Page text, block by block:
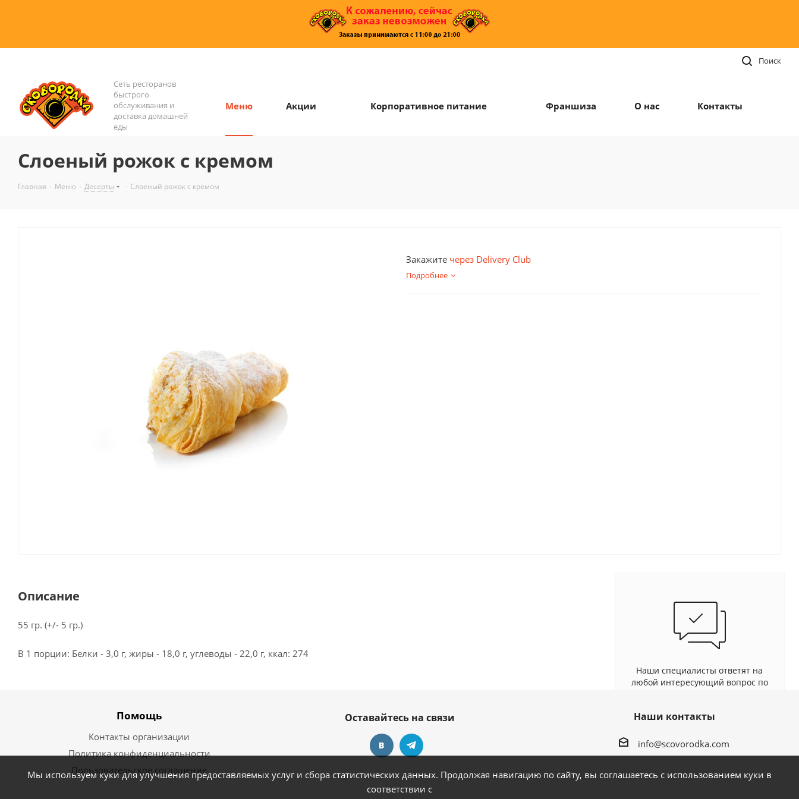
Поиск
Сеть ресторанов
быстрого
обслуживания и
доставка домашней
еды
Меню Акции Корпоративное питание Франшиза О нас Контакты
Слоеный рожок с кремом
Главная - Меню - Десерты - Слоеный рожок с кремом
Закажите через Delivery Club
Подробнее
Описание
55 гр. (+/- 5 гр.)
В 1 порции: Белки - 3,0 г, жиры - 18,0 г, углеводы - 22,0 г, ккал: 274
Наши специалисты ответят на
любой интересующий вопрос по
Помощь
Контакты организации
Политика конфиденциальности
Пользовательское соглашение
Оставайтесь на связи Наши контакты
info@scovorodka.com
Мы используем куки для улучшения предоставляемых услуг и сбора статистических данных. Продолжая навигацию по сайту, вы соглашаетесь с использованием куки в
соответствии с